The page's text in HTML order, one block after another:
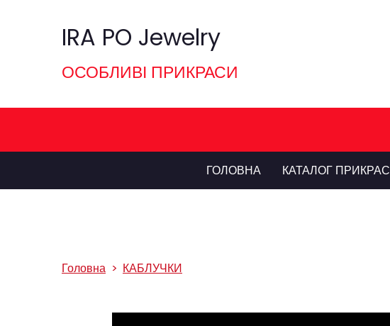
IRA PO Jewelry
ОСОБЛИВІ ПРИКРАСИ
ГОЛОВНА КАТАЛОГ ПРИКРАС
Головна КАБЛУЧКИ